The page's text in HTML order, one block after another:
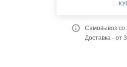
Самовывоз со
Доставка - от